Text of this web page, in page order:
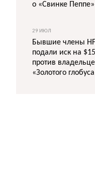
о «Свинке Пеппе»
29 ИЮЛ
Бывшие члены
подали иск на
против
«Золотого